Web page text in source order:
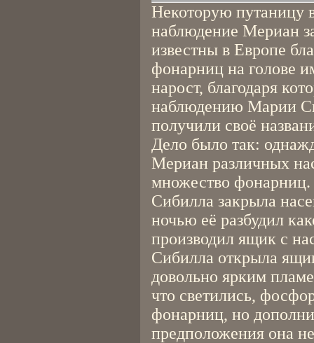
Некоторую путаницу
наблюдение Мериан
известны в Европе
фонарниц на голове
нарост, благодаря
наблюдению Марии
получили своё
Дело было так:
Мериан различных
множество
Сибилла закрыла
ночью её разбудил
производил ящик с
Сибилла открыла
довольно ярким
что светились,
фонарниц, но
предположения она